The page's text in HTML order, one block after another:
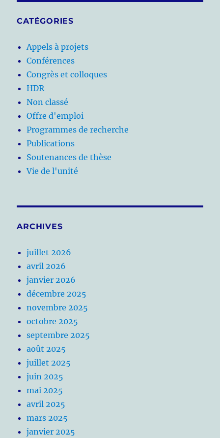
CATÉGORIES
Appels à projets
Conférences
Congrès et colloques
HDR
Non classé
Offre d'emploi
Programmes de recherche
Publications
Soutenances de thèse
Vie de l'unité
ARCHIVES
juillet 2026
avril 2026
janvier 2026
décembre 2025
novembre 2025
octobre 2025
septembre 2025
août 2025
juillet 2025
juin 2025
mai 2025
avril 2025
mars 2025
janvier 2025